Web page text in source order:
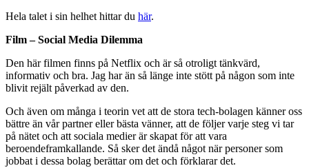
Hela talet i sin helhet hittar du här.
Film – Social Media Dilemma
Den här filmen finns på Netflix och är så otroligt tänkvärd,
informativ och bra. Jag har än så länge inte stött på någon som inte
blivit rejält påverkad av den.
Och även om många i teorin vet att de stora tech-bolagen känner oss
bättre än vår partner eller bästa vänner, att de följer varje steg vi tar
på nätet och att sociala medier är skapat för att vara
beroendeframkallande. Så sker det ändå något när personer som
jobbat i dessa bolag berättar om det och förklarar det.